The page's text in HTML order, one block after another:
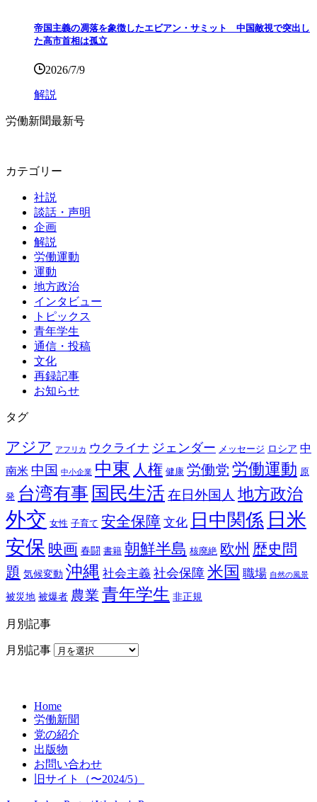
帝国主義の凋落を象徴したエビアン・サミット 中国敵視で突出し
た高市首相は孤立
2026/7/9
解説
労働新聞最新号
カテゴリー
社説
談話・声明
企画
解説
労働運動
運動
地方政治
インタビュー
トピックス
青年学生
通信・投稿
文化
再録記事
お知らせ
タグ
アジア アフリカ ウクライナ ジェンダー メッセージ ロシア 中
南米 中国 中小企業 中東 人権 健康 労働党 労働運動 原
発 台湾有事 国民生活 在日外国人 地方政治
外交 女性 子育て 安全保障 文化 日中関係 日米
安保 映画 春闘 書籍 朝鮮半島 核廃絶 欧州 歴史問
題 気候変動 沖縄 社会主義 社会保障 米国 職場 自然の風景
被災地 被爆者 農業 青年学生 非正規
月別記事
月別記事
Home
労働新聞
党の紹介
出版物
お問い合わせ
旧サイト（〜2024/5）